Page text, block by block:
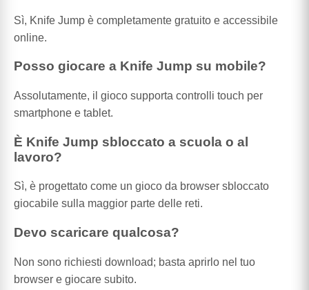
Sì, Knife Jump è completamente gratuito e accessibile
online.
Posso giocare a Knife Jump su mobile?
Assolutamente, il gioco supporta controlli touch per
smartphone e tablet.
È Knife Jump sbloccato a scuola o al
lavoro?
Sì, è progettato come un gioco da browser sbloccato
giocabile sulla maggior parte delle reti.
Devo scaricare qualcosa?
Non sono richiesti download; basta aprirlo nel tuo
browser e giocare subito.